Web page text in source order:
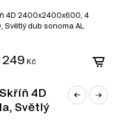
cm
4D 2400x2400x600, 4
Světlý dub sonoma AL
249 Kč
4D
Světlý